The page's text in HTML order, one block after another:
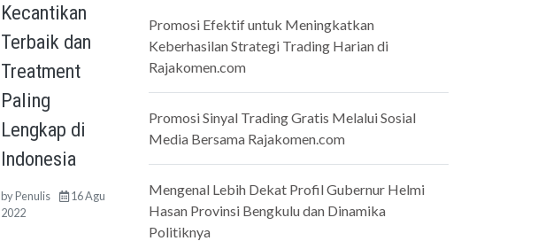
Kecantikan
Terbaik dan
Treatment
Paling
Lengkap di
Indonesia
byPenulis
16 Agu
2022
Promosi Efektif untuk Meningkatkan
Keberhasilan Strategi Trading Harian di
Rajakomen.com
Promosi Sinyal Trading Gratis Melalui Sosial
Media Bersama Rajakomen.com
Mengenal Lebih Dekat Profil Gubernur Helmi
Hasan Provinsi Bengkulu dan Dinamika
Politiknya